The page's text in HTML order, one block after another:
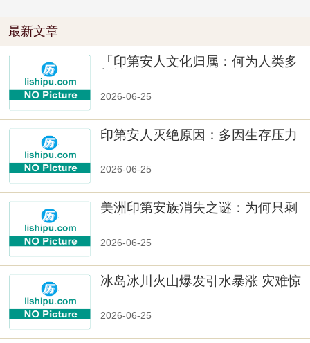
最新文章
「印第安人文化归属：何为人类多
2026-06-25
印第安人灭绝原因：多因生存压力
2026-06-25
美洲印第安族消失之谜：为何只剩
2026-06-25
冰岛冰川火山爆发引水暴涨 灾难惊
2026-06-25